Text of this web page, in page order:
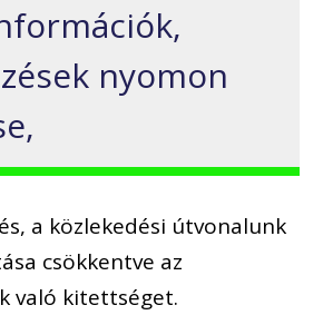
nyomon
a közlekedési útvonalunk
csökkentve az
való kitettséget.